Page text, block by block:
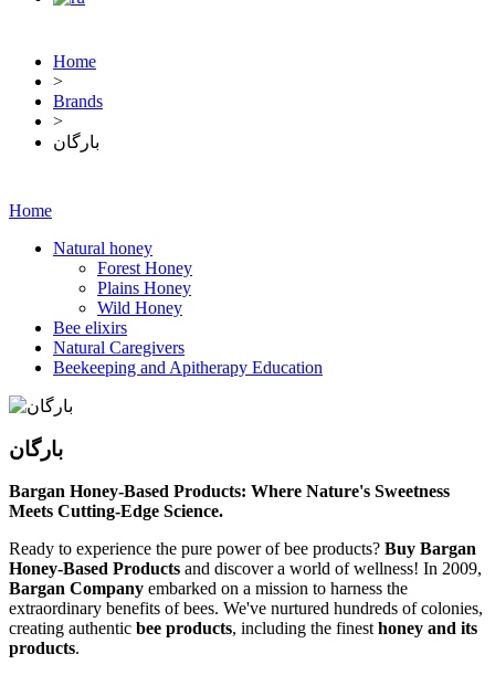
Home
>
Brands
>
بارگان
Home
Natural honey
Forest Honey
Plains Honey
Wild Honey
Bee elixirs
Natural Caregivers
Beekeeping and Apitherapy Education
بارگان
Bargan Honey-Based Products: Where Nature's Sweetness
Meets Cutting-Edge Science.
Ready to experience the pure power of bee products? Buy Bargan
Honey-Based Products and discover a world of wellness! In 2009,
Bargan Company embarked on a mission to harness the
extraordinary benefits of bees. We've nurtured hundreds of colonies,
creating authentic bee products, including the finesthoney and its
products.